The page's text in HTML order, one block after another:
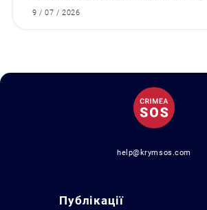
9 / 07 / 2026
help@krymsos.com
Публікації